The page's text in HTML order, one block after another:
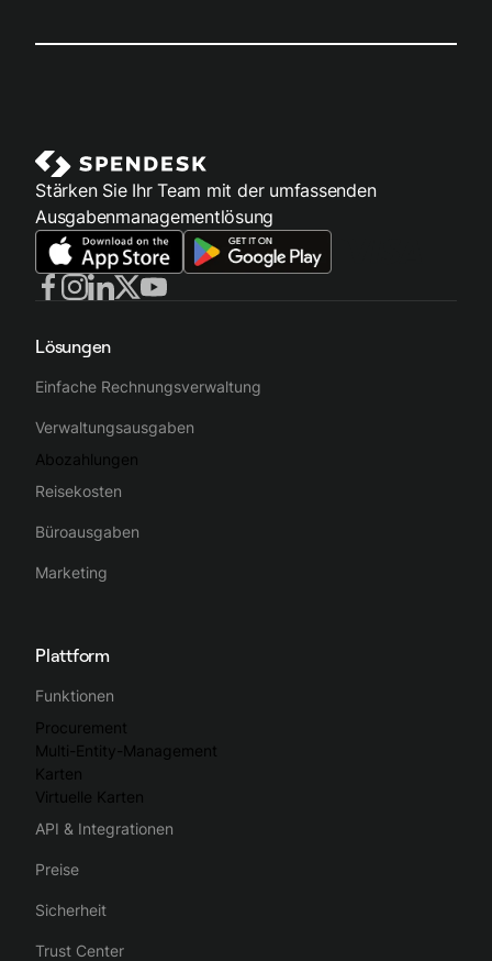
Stärken Sie Ihr Team mit der umfassenden
Ausgabenmanagementlösung
Lösungen
Einfache Rechnungsverwaltung
Verwaltungsausgaben
Abozahlungen
Reisekosten
Büroausgaben
Marketing
Plattform
Funktionen
Procurement
Multi-Entity-Management
Karten
Virtuelle Karten
API & Integrationen
Preise
Sicherheit
Trust Center